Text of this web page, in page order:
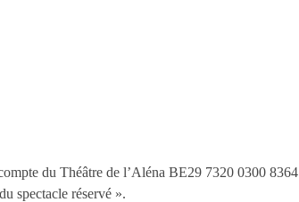
du Théâtre de l’Aléna BE29 7320 0300 8364
spectacle réservé ».